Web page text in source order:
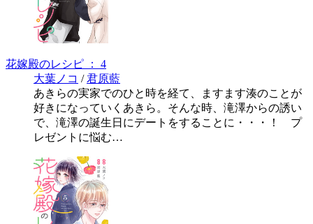
花嫁殿のレシピ ： 4
大葉ノコ /君原藍
あきらの実家でのひと時を経て、ますます湊のことが
好きになっていくあきら。そんな時、滝澤からの誘い
で、滝澤の誕生日にデートをすることに・・・！ プ
レゼントに悩む…